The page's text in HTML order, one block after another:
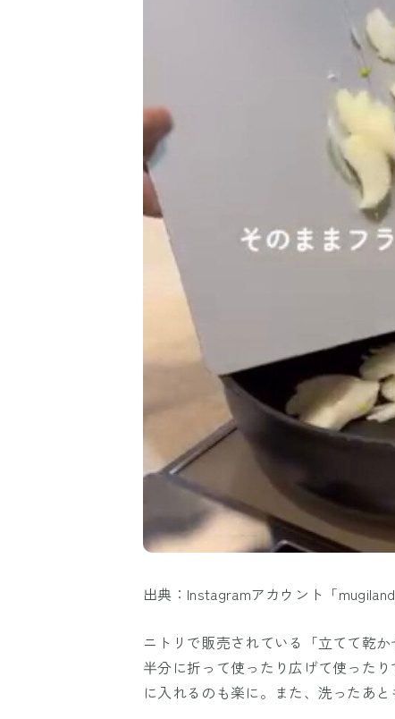
出典：Instagramアカウント「
ニトリで販売されている「立てて乾
半分に折って使ったり広げて使った
に入れるのも楽に。また、洗ったあ